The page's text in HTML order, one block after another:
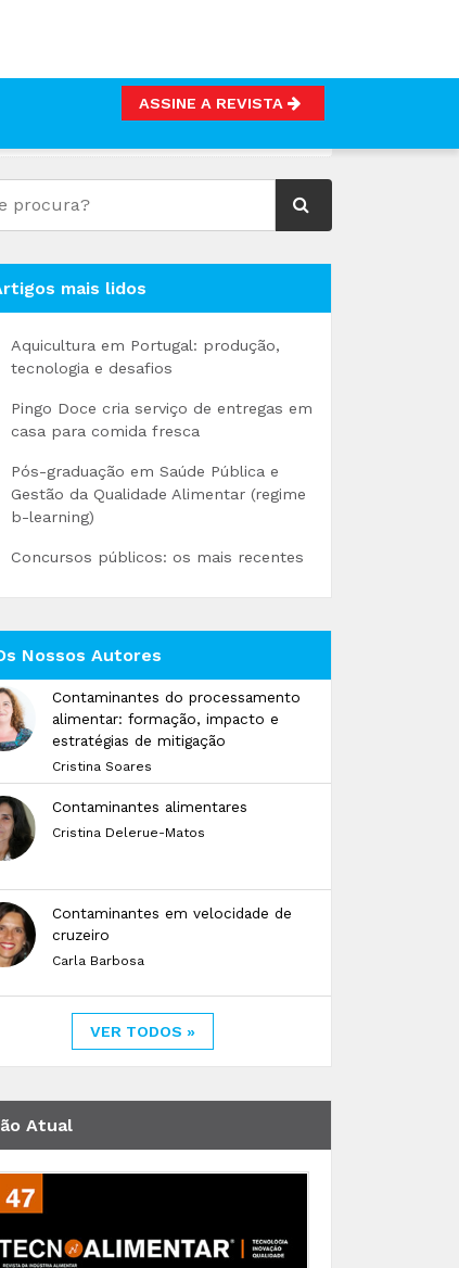
ASSINE A REVISTA
Y REFRIGERACIÓN 2017"
mais lidos
Aquicultura em Portugal: produção,
tecnologia e desafios
Pingo Doce cria serviço de entregas em
casa para comida fresca
Pós-graduação em Saúde Pública e
Gestão da Qualidade Alimentar (regime
b-learning)
Concursos públicos: os mais recentes
Nossos Autores
Contaminantes do processamento
alimentar: formação, impacto e
estratégias de mitigação
Cristina Soares
Contaminantes alimentares
Cristina Delerue-Matos
Contaminantes em velocidade de
cruzeiro
Carla Barbosa
VER TODOS »
Atual